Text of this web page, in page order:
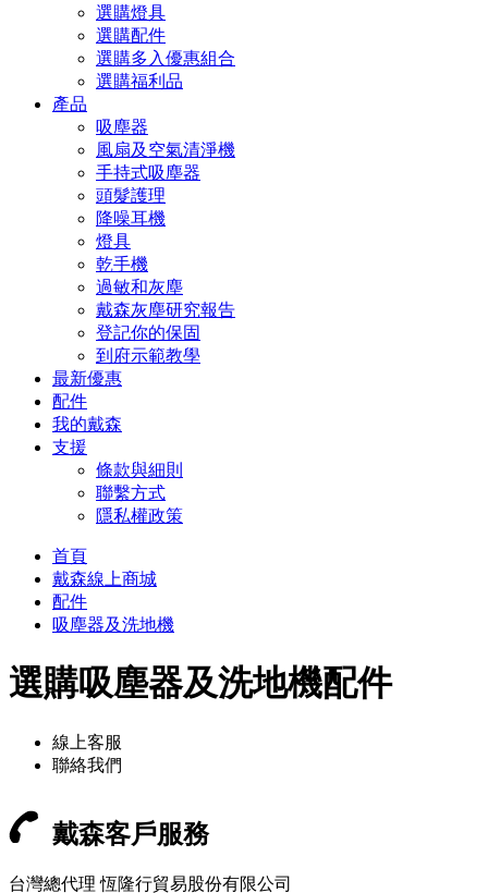
選購燈具
選購配件
選購多入優惠組合
選購福利品
產品
吸塵器
風扇及空氣清淨機
手持式吸塵器
頭髮護理
降噪耳機
燈具
乾手機
過敏和灰塵
戴森灰塵研究報告
登記你的保固
到府示範教學
最新優惠
配件
我的戴森
支援
條款與細則
聯繫方式
隱私權政策
首頁
戴森線上商城
配件
吸塵器及洗地機
選購吸塵器及洗地機配件
線上客服
聯絡我們
戴森客戶服務
台灣總代理 恆隆行貿易股份有限公司